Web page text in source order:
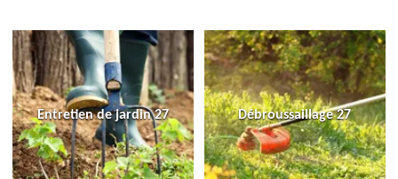
Entretien de jardin 27 Débroussaillage 27